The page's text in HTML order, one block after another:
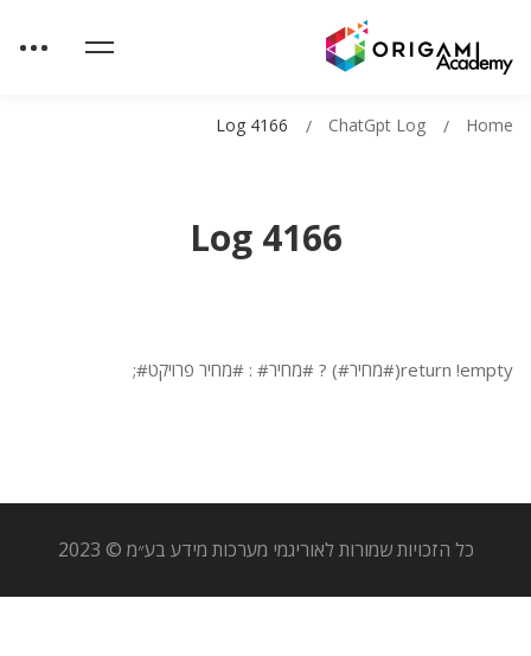
Log 4166
Home
ChatGpt Log
Log 4166
return !empty(#מחיר#) ? #מחיר# : #מחיר פרויקט#;
כל הזכויות שמורות לאוריגמי מערכות מידע בע״מ © 2023